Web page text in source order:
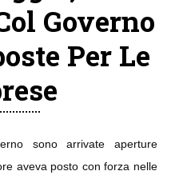
Governo
Per Le
sono arrivate aperture
aveva posto con forza nelle